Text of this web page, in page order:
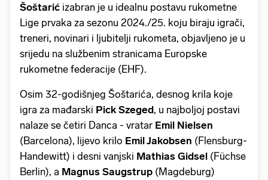
Šoštarić izabran je u idealnu postavu rukometne
Lige prvaka za sezonu 2024./25. koju biraju igrači,
treneri, novinari i ljubitelji rukometa, objavljeno je u
srijedu na službenim stranicama Europske
rukometne federacije (EHF).
Osim 32-godišnjeg Šoštarića, desnog krila koje
igra za mađarski Pick Szeged, u najboljoj postavi
nalaze se četiri Danca - vratar Emil Nielsen
(Barcelona), lijevo krilo Emil Jakobsen (Flensburg-
Handewitt) i desni vanjski Mathias Gidsel (Füchse
Berlin), a Magnus Saugstrup (Magdeburg)